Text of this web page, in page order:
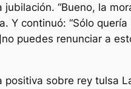
jubilación. “Bueno, la
Y continuó: “Sólo
puedes renunciar a
positiva sobre rey tulsa